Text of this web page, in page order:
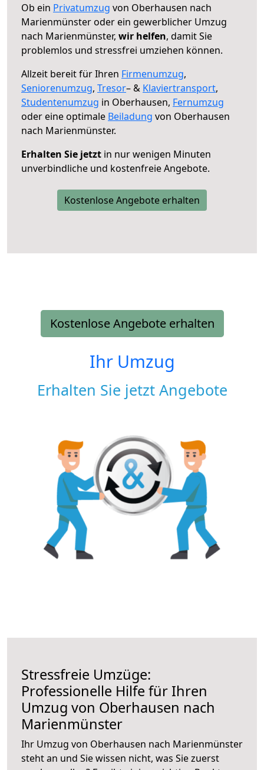
Ob ein Privatumzug von Oberhausen nach
Marienmünster oder ein gewerblicher Umzug
nach Marienmünster, wir helfen, damit Sie
problemlos und stressfrei umziehen können.
Allzeit bereit für Ihren Firmenumzug,
Seniorenumzug, Tresor– & Klaviertransport,
Studentenumzug in Oberhausen, Fernumzug
oder eine optimale Beiladung von Oberhausen
nach Marienmünster.
Erhalten Sie jetzt in nur wenigen Minuten
unverbindliche und kostenfreie Angebote.
Kostenlose Angebote erhalten
Kostenlose Angebote erhalten
Ihr Umzug
Erhalten Sie jetzt Angebote
Stressfreie Umzüge:
Professionelle Hilfe für Ihren
Umzug von Oberhausen nach
Marienmünster
Ihr Umzug von Oberhausen nach Marienmünster
steht an und Sie wissen nicht, was Sie zuerst